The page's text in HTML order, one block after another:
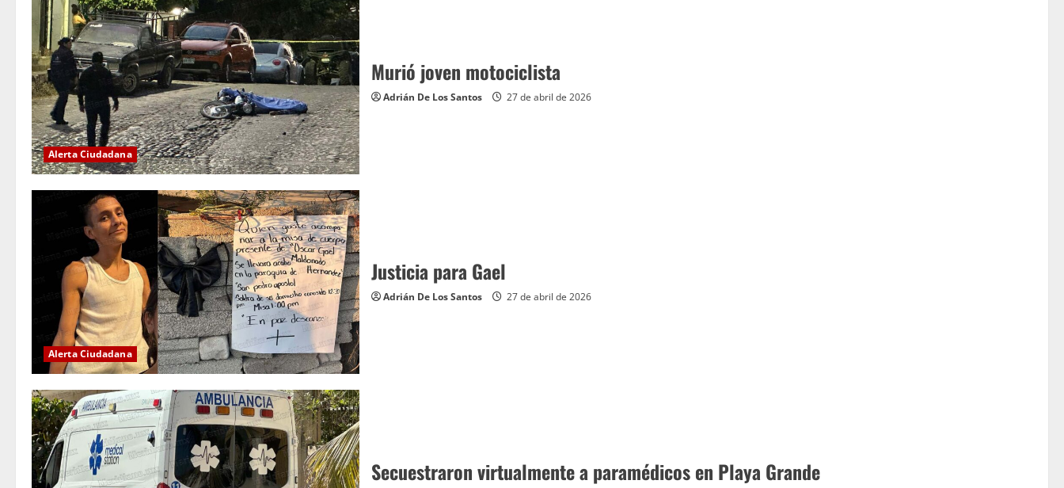
Alerta Ciudadana
Murió joven motociclista
Adrián De Los Santos 27 de abril de 2026
Alerta Ciudadana
Justicia para Gael
Adrián De Los Santos 27 de abril de 2026
Secuestraron virtualmente a paramédicos en Playa Grande